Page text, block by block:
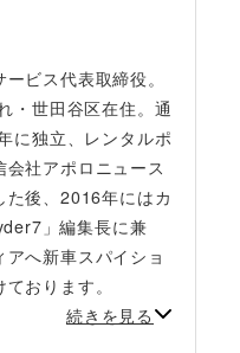
ビス代表取締役。
・世田谷区在住。通
に独立、レンタルポ
社アポロニュース
た後、2016年にはカ
」編集長に兼
へ新車スパイショ
おります。
続きを見る